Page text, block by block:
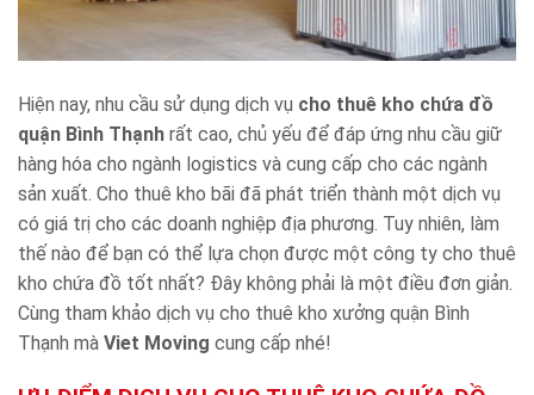
Hiện nay, nhu cầu sử dụng dịch vụ cho thuê kho chứa đồ
quận Bình Thạnh rất cao, chủ yếu để đáp ứng nhu cầu giữ
hàng hóa cho ngành logistics và cung cấp cho các ngành
sản xuất. Cho thuê kho bãi đã phát triển thành một dịch vụ
có giá trị cho các doanh nghiệp địa phương. Tuy nhiên, làm
thế nào để bạn có thể lựa chọn được một công ty cho thuê
kho chứa đồ tốt nhất? Đây không phải là một điều đơn giản.
Cùng tham khảo dịch vụ cho thuê kho xưởng quận Bình
Thạnh mà Viet Moving cung cấp nhé!